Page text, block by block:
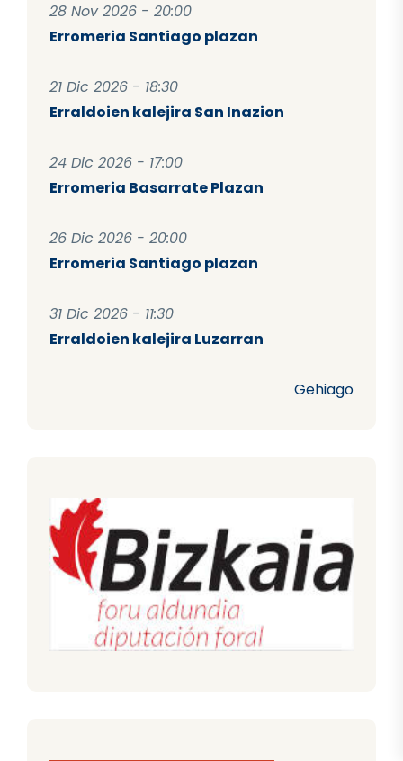
28 Nov 2026 - 20:00
Erromeria Santiago plazan
21 Dic 2026 - 18:30
Erraldoien kalejira San Inazion
24 Dic 2026 - 17:00
Erromeria Basarrate Plazan
26 Dic 2026 - 20:00
Erromeria Santiago plazan
31 Dic 2026 - 11:30
Erraldoien kalejira Luzarran
Gehiago